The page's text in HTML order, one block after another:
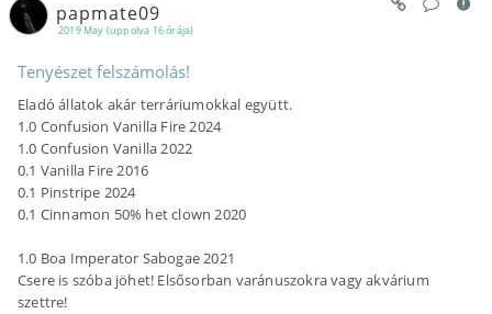
2019 May (uppolva 16 órája)
papmate09
Tenyészet felszámolás!
Eladó állatok akár terráriumokkal együtt.
1.0 Confusion Vanilla Fire 2024
1.0 Confusion Vanilla 2022
0.1 Vanilla Fire 2016
0.1 Pinstripe 2024
0.1 Cinnamon 50% het clown 2020
1.0 Boa Imperator Sabogae 2021
Csere is szóba jöhet! Elsősorban varánuszokra vagy akvárium
szettre!